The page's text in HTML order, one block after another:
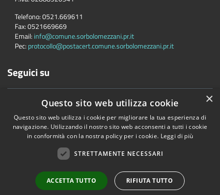
Telefono:0521.669611
Fax:0521669669
Email: info@comune.sorbolomezzani.pr.it
Pec: protocollo@postacert.comune.sorbolomezzani.pr.it
Seguici su
Accessibilità
Municipium•Accesso redazione
×
Questo sito web utilizza cookie
Questo sito web utilizza i cookie per migliorare la tua esperienza di
navigazione. Utilizzando il nostro sito web acconsenti a tutti i cookie
in conformità con la nostra policy per i cookie. Leggi di più
STRETTAMENTE NECESSARI
ACCETTA TUTTO RIFIUTA TUTTO